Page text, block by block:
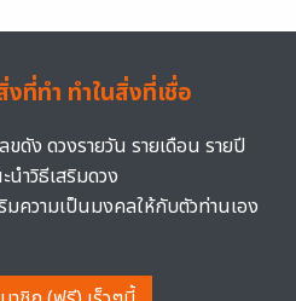
ที่ทำ ทำในสิ่งที่เชื่อ
ขดัง ดวงรายวัน รายเดือน รายปี
ำวิธีเสริมดวง
ความเป็นมงคลให้กับตัวท่านเอง